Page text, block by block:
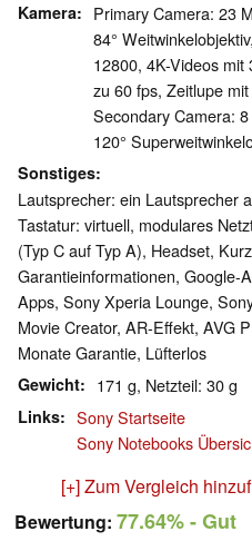
Kamera
Primary Camera: 23
84°
12800, 4K-Videos mit
zu 60 fps, Zeitlupe
Secondary Camera:
120°
Sonstiges
Lautsprecher: ein Lautsprecher
Tastatur: virtuell, modulares
(Typ C auf Typ A), Headset,
Garantieinformationen, Google-
Apps, Sony Xperia Lounge,
Movie Creator, AR-Effekt, AVG
Monate Garantie, Lüfterlos
Gewicht 171 g, Netzteil: 30 g
Links
Sony Startseite
Sony Notebooks
[+] Zum Vergleich
Bewertung: 77.64%- Gut